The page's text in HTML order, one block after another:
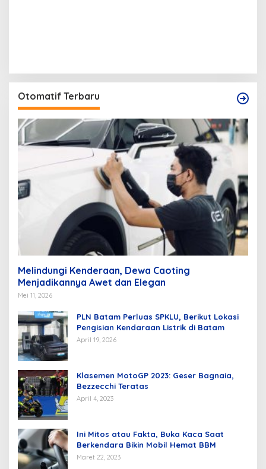
Otomatif Terbaru
Melindungi Kenderaan, Dewa Caoting
Menjadikannya Awet dan Elegan
Mei 11, 2026
PLN Batam Perluas SPKLU, Berikut Lokasi
Pengisian Kendaraan Listrik di Batam
April 19, 2026
Klasemen MotoGP 2023: Geser Bagnaia,
Bezzecchi Teratas
April 4, 2023
Ini Mitos atau Fakta, Buka Kaca Saat
Berkendara Bikin Mobil Hemat BBM
Maret 22, 2023